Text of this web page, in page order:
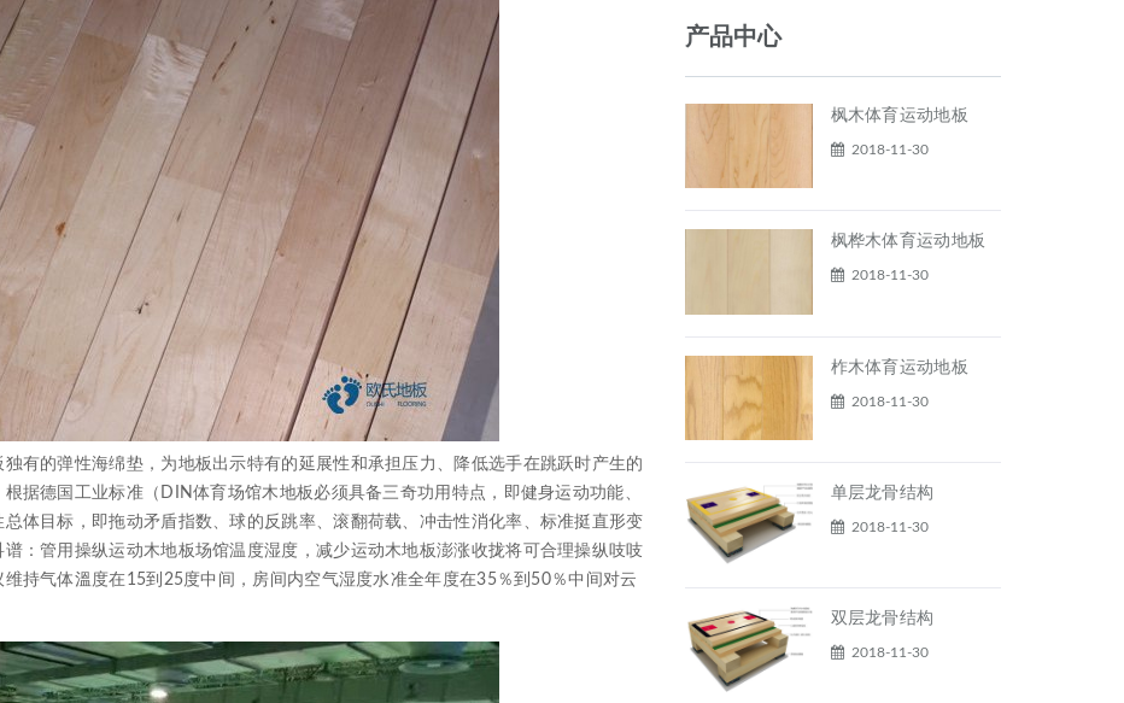
的弹性海绵垫，为地板出示特有的延展性和承担压力、降低选手在跳跃时产生的
据德国工业标准（DIN体育场馆木地板必须具备三奇功用特点，即健身运动功能、
体目标，即拖动矛盾指数、球的反跳率、滚翻荷载、冲击性消化率、标准挺直形变
：管用操纵运动木地板场馆温度湿度，减少运动木地板澎涨收拢将可合理操纵吱吱
持气体溫度在15到25度中间，房间内空气湿度水准全年度在35％到50％中间对云
产品中心
枫木体育运动地板
2018-11-30
枫桦木体育运动地板
2018-11-30
柞木体育运动地板
2018-11-30
单层龙骨结构
2018-11-30
双层龙骨结构
2018-11-30